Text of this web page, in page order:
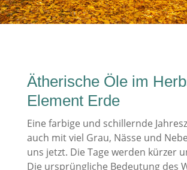
Ätherische Öle im
Element Erde
Eine farbige und schillernde
auch mit viel Grau, Nässe und
uns jetzt. Die Tage werden kürzer
Die ursprüngliche Bedeutung des